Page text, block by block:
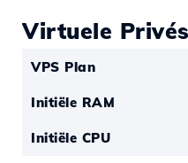
Virtuele
VPS Plan
Initiële RAM
Initiële CPU